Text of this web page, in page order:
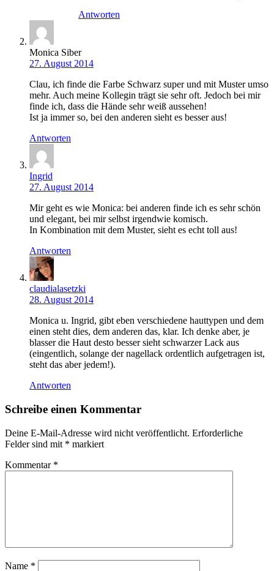
Antworten
Monica Siber
27. August 2014
Clau, ich finde die Farbe Schwarz super und mit Muster umso
mehr. Auch meine Kollegin trägt sie sehr oft. Jedoch bei mir
finde ich, dass die Hände sehr weiß aussehen!
Ist ja immer so, bei den anderen sieht es besser aus!
Antworten
Ingrid
27. August 2014
Mir geht es wie Monica: bei anderen finde ich es sehr schön
und elegant, bei mir selbst irgendwie komisch.
In Kombination mit dem Muster, sieht es echt toll aus!
Antworten
claudialasetzki
28. August 2014
Monica u. Ingrid, gibt eben verschiedene hauttypen und dem
einen steht dies, dem anderen das, klar. Ich denke aber, je
blasser die Haut desto besser sieht schwarzer Lack aus
(eingentlich, solange der nagellack ordentlich aufgetragen ist,
steht das aber jedem!).
Antworten
Schreibe einen Kommentar
Deine E-Mail-Adresse wird nicht veröffentlicht. Erforderliche
Felder sind mit * markiert
Kommentar *
Name *